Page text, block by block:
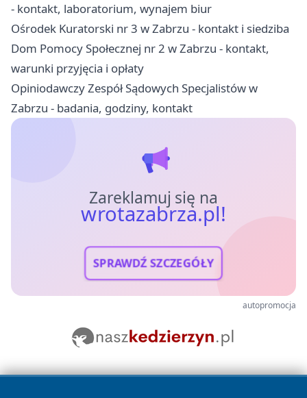
- kontakt, laboratorium, wynajem biur
Ośrodek Kuratorski nr 3 w Zabrzu - kontakt i siedziba
Dom Pomocy Społecznej nr 2 w Zabrzu - kontakt,
warunki przyjęcia i opłaty
Opiniodawczy Zespół Sądowych Specjalistów w
Zabrzu - badania, godziny, kontakt
Zareklamuj się na
wrotazabrza.pl!
SPRAWDŹ SZCZEGÓŁY
autopromocja